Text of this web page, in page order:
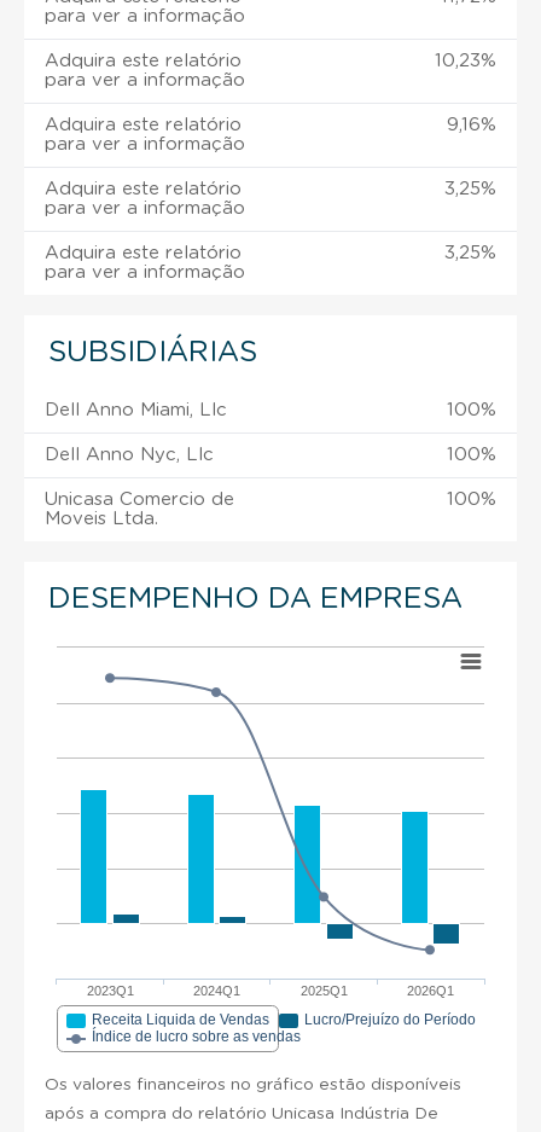
para ver a informação
Adquira este relatório
para ver a informação
10,23%
Adquira este relatório
para ver a informação
9,16%
Adquira este relatório
para ver a informação
3,25%
Adquira este relatório
para ver a informação
3,25%
SUBSIDIÁRIAS
Dell Anno Miami, Llc 100%
Dell Anno Nyc, Llc 100%
Unicasa Comercio de
Moveis Ltda.
100%
DESEMPENHO DA EMPRESA
2023Q1 2024Q1 2025Q1 2026Q1
Receita Liquida de Vendas
Lucro/Prejuízo do Período
Índice de lucro sobre as vendas
Os valores financeiros no gráfico estão disponíveis
após a compra do relatório Unicasa Indústria De